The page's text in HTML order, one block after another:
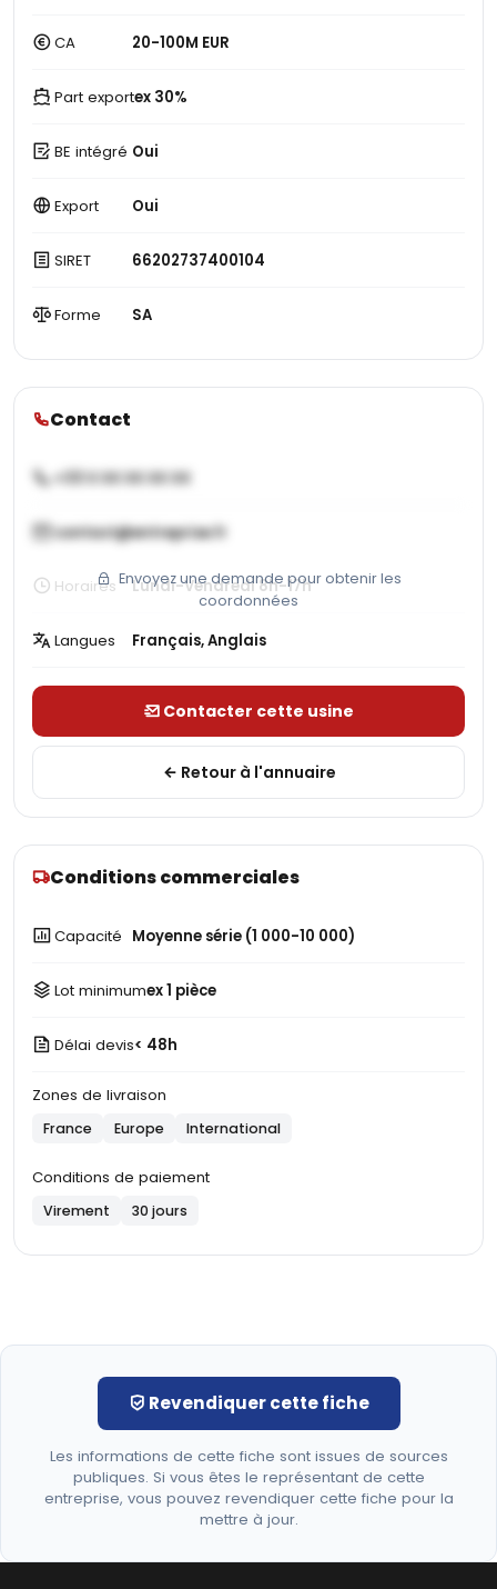
CA 20-100M EUR
Part exportex 30%
BE intégré Oui
Export Oui
SIRET 66202737400104
Forme SA
Contact
+33 X XX XX XX XX
contact@entreprise.fr
Envoyez une demande pour obtenir les
coordonnées
Horaires Lundi-Vendredi 8h-17h
Langues Français, Anglais
Contacter cette usine
Retour à l'annuaire
Conditions commerciales
Capacité Moyenne série (1 000-10 000)
Lot minimumex 1 pièce
Délai devis< 48h
Zones de livraison
France Europe International
Conditions de paiement
Virement 30 jours
Revendiquer cette fiche
Les informations de cette fiche sont issues de sources
publiques. Si vous êtes le représentant de cette
entreprise, vous pouvez revendiquer cette fiche pour la
mettre à jour.